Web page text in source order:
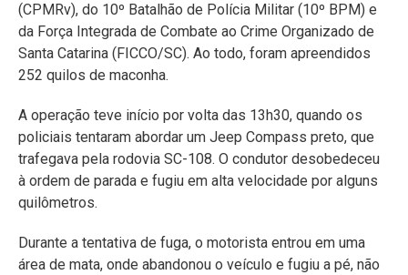
(CPMRv), do 10º Batalhão de Polícia Militar (10º BPM) e
da Força Integrada de Combate ao Crime Organizado de
Santa Catarina (FICCO/SC). Ao todo, foram apreendidos
252 quilos de maconha.
A operação teve início por volta das 13h30, quando os
policiais tentaram abordar um Jeep Compass preto, que
trafegava pela rodovia SC-108. O condutor desobedeceu
à ordem de parada e fugiu em alta velocidade por alguns
quilômetros.
Durante a tentativa de fuga, o motorista entrou em uma
área de mata, onde abandonou o veículo e fugiu a pé, não